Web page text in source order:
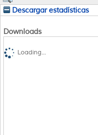
Descargar estadísticas
Downloads
Loading...